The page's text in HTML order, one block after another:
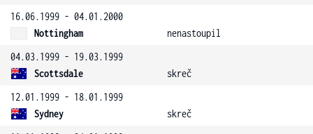
16.06.1999 - 04.01.2000
Nottingham
nenastoupil
04.03.1999 - 19.03.1999
Scottsdale
skreč
12.01.1999 - 18.01.1999
Sydney
skreč